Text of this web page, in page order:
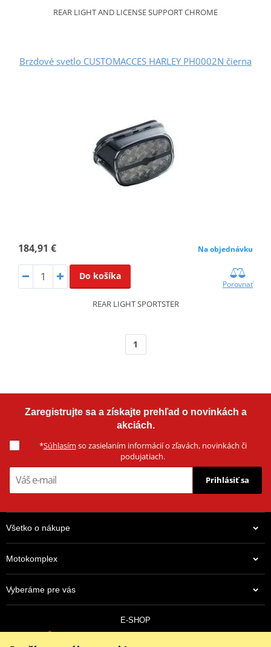
REAR LIGHT AND LICENSE SUPPORT CHROME
Brzdové svetlo CUSTOMACCES HARLEY PH0002N čierna
184,91 € Na objednávku
Do košíka
Porovnať
REAR LIGHT SPORTSTER
1
Zaregistrujte sa a získajte prehľad o novinkách a
akciách.
*Súhlasím so zasielaním informácií o zľavách, novinkách či
podujatiach.
Prihlásiť sa
Všetko o nákupe
Motokomplex
Vyberáme pre vás
E-SHOP